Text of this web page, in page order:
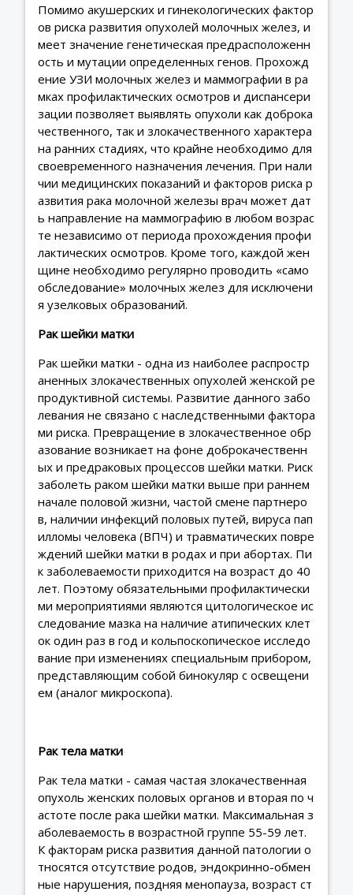
Помимо акушерских и гинекологических фактор
ов риска развития опухолей молочных желез, и
меет значение генетическая предрасположенн
ость и мутации определенных генов. Прохожд
ение УЗИ молочных желез и маммографии в ра
мках профилактических осмотров и диспансери
зации позволяет выявлять опухоли как доброка
чественного, так и злокачественного характера
на ранних стадиях, что крайне необходимо для
своевременного назначения лечения. При нали
чии медицинских показаний и факторов риска р
азвития рака молочной железы врач может дат
ь направление на маммографию в любом возрас
те независимо от периода прохождения профи
лактических осмотров. Кроме того, каждой жен
щине необходимо регулярно проводить «само
обследование» молочных желез для исключени
я узелковых образований.
Рак шейки матки
Рак шейки матки - одна из наиболее распростр
аненных злокачественных опухолей женской ре
продуктивной системы. Развитие данного забо
левания не связано с наследственными фактора
ми риска. Превращение в злокачественное обр
азование возникает на фоне доброкачественн
ых и предраковых процессов шейки матки. Риск
заболеть раком шейки матки выше при раннем
начале половой жизни, частой смене партнеро
в, наличии инфекций половых путей, вируса пап
илломы человека (ВПЧ) и травматических повре
ждений шейки матки в родах и при абортах. Пи
к заболеваемости приходится на возраст до 40
лет. Поэтому обязательными профилактически
ми мероприятиями являются цитологическое ис
следование мазка на наличие атипических клет
ок один раз в год и кольпоскопическое исследо
вание при изменениях специальным прибором,
представляющим собой бинокуляр с освещени
ем (аналог микроскопа).
Рак тела матки
Рак тела матки - самая частая злокачественная
опухоль женских половых органов и вторая по ч
астоте после рака шейки матки. Максимальная з
аболеваемость в возрастной группе 55-59 лет.
К факторам риска развития данной патологии о
тносятся отсутствие родов, эндокринно-обмен
ные нарушения, поздняя менопауза, возраст ст